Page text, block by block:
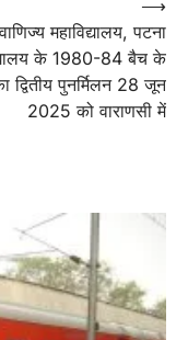
वाणिज्य महाविद्यालय, पटना
के 1980-84 बैच के
द्वितीय पुनर्मिलन 28 जून
2025 को वाराणसी में
⟶